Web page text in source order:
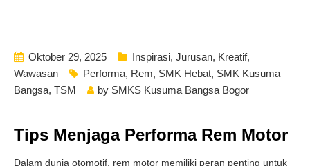
Oktober 29, 2025 Inspirasi, Jurusan, Kreatif,
Wawasan
Performa, Rem, SMK Hebat, SMK Kusuma
Bangsa, TSM by SMKS Kusuma Bangsa Bogor
Tips Menjaga Performa Rem Motor
Dalam dunia otomotif, rem motor memiliki peran penting untuk